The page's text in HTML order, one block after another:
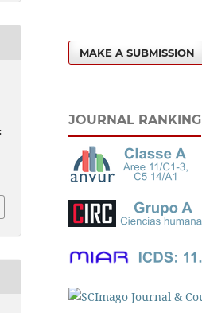
MAKE A SUBMISSION
JOURNAL RANKING